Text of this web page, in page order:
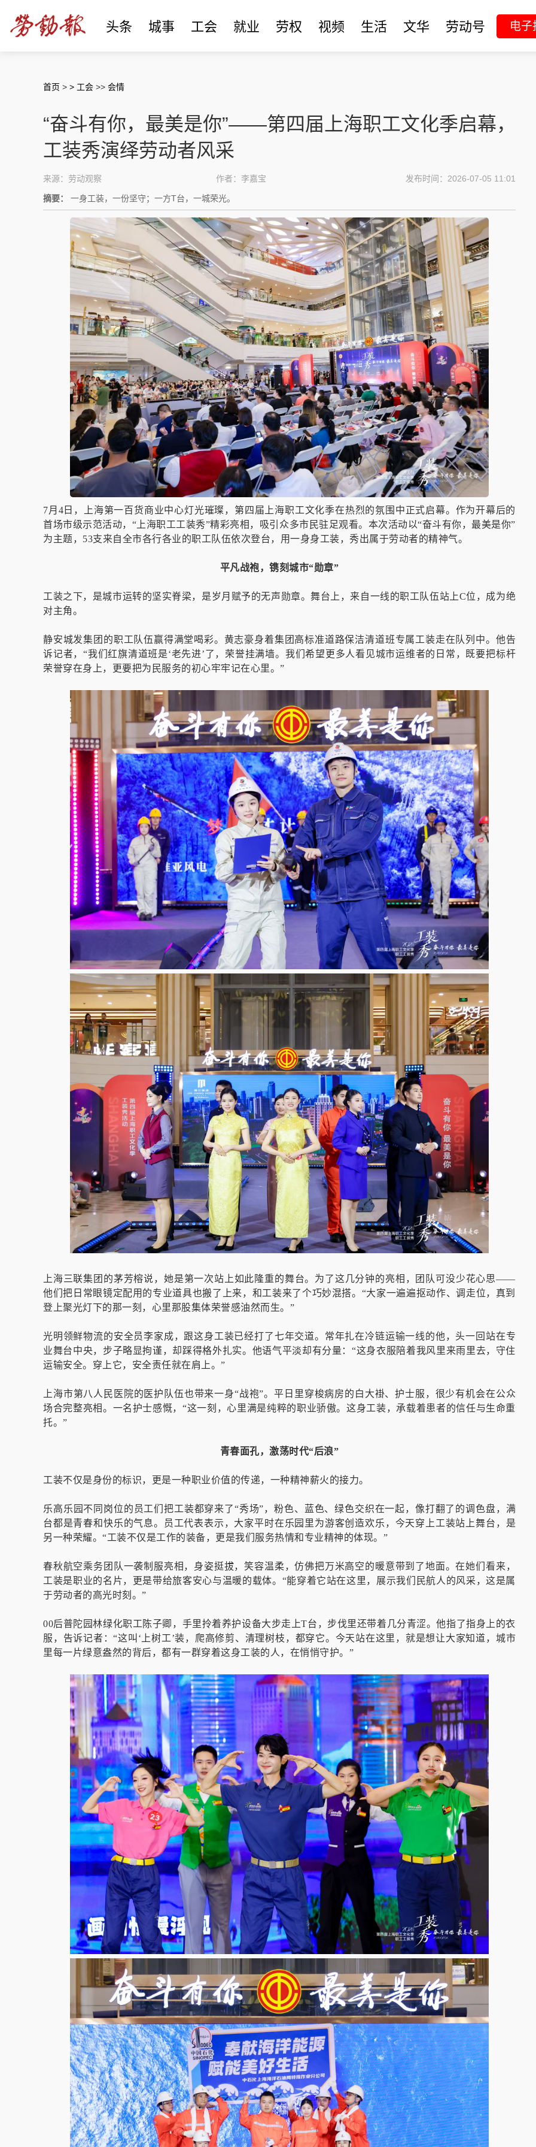
头条 城事 工会 就业 劳权 视频 生活 文华 劳动号 电子
首页 > > 工会 >> 会情
“奋斗有你，最美是你”——第四届上海职工文化季启幕，
工装秀演绎劳动者风采
来源：劳动观察 作者：李嘉宝 发布时间：2026-07-05 11:01
摘要： 一身工装，一份坚守；一方T台，一城荣光。
7月4日，上海第一百货商业中心灯光璀璨，第四届上海职工文化季在热烈的氛围中正式启幕。作为开幕后的
首场市级示范活动，“上海职工工装秀”精彩亮相，吸引众多市民驻足观看。本次活动以“奋斗有你，最美是你”
为主题，53支来自全市各行各业的职工队伍依次登台，用一身身工装，秀出属于劳动者的精神气。
平凡战袍，镌刻城市“勋章”
工装之下，是城市运转的坚实脊梁，是岁月赋予的无声勋章。舞台上，来自一线的职工队伍站上C位，成为绝
对主角。
静安城发集团的职工队伍赢得满堂喝彩。黄志豪身着集团高标准道路保洁清道班专属工装走在队列中。他告
诉记者，“我们红旗清道班是‘老先进’了，荣誉挂满墙。我们希望更多人看见城市运维者的日常，既要把标杆
荣誉穿在身上，更要把为民服务的初心牢牢记在心里。”
上海三联集团的茅芳榕说，她是第一次站上如此隆重的舞台。为了这几分钟的亮相，团队可没少花心思——
他们把日常眼镜定配用的专业道具也搬了上来，和工装来了个巧妙混搭。“大家一遍遍抠动作、调走位，真到
登上聚光灯下的那一刻，心里那股集体荣誉感油然而生。”
光明领鲜物流的安全员李家成，跟这身工装已经打了七年交道。常年扎在冷链运输一线的他，头一回站在专
业舞台中央，步子略显拘谨，却踩得格外扎实。他语气平淡却有分量：“这身衣服陪着我风里来雨里去，守住
运输安全。穿上它，安全责任就在肩上。”
上海市第八人民医院的医护队伍也带来一身“战袍”。平日里穿梭病房的白大褂、护士服，很少有机会在公众
场合完整亮相。一名护士感慨，“这一刻，心里满是纯粹的职业骄傲。这身工装，承载着患者的信任与生命重
托。”
青春面孔，激荡时代“后浪”
工装不仅是身份的标识，更是一种职业价值的传递，一种精神薪火的接力。
乐高乐园不同岗位的员工们把工装都穿来了“秀场”，粉色、蓝色、绿色交织在一起，像打翻了的调色盘，满
台都是青春和快乐的气息。员工代表表示，大家平时在乐园里为游客创造欢乐，今天穿上工装站上舞台，是
另一种荣耀。“工装不仅是工作的装备，更是我们服务热情和专业精神的体现。”
春秋航空乘务团队一袭制服亮相，身姿挺拔，笑容温柔，仿佛把万米高空的暖意带到了地面。在她们看来，
工装是职业的名片，更是带给旅客安心与温暖的载体。“能穿着它站在这里，展示我们民航人的风采，这是属
于劳动者的高光时刻。”
00后普陀园林绿化职工陈子卿，手里拎着养护设备大步走上T台，步伐里还带着几分青涩。他指了指身上的衣
服，告诉记者：“这叫‘上树工’装，爬高修剪、清理树枝，都穿它。今天站在这里，就是想让大家知道，城市
里每一片绿意盎然的背后，都有一群穿着这身工装的人，在悄悄守护。”